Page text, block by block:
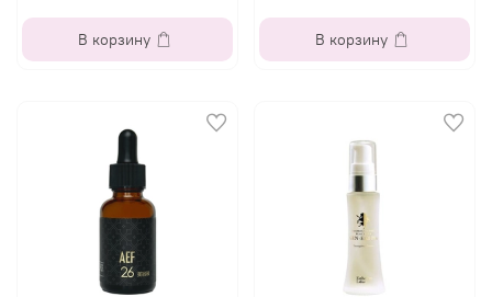
В корзину В корзину